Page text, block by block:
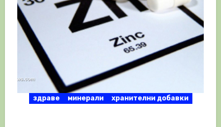
здраве минерали хранителни добавки